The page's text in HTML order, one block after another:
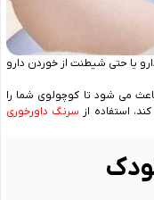
یا حتی شیطنت از خوردن دارو
می شود تا کوچولوی شما را
استفاده از سرنگ داورخوری